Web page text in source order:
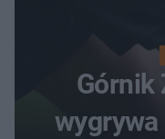
Górnik
wygrywa